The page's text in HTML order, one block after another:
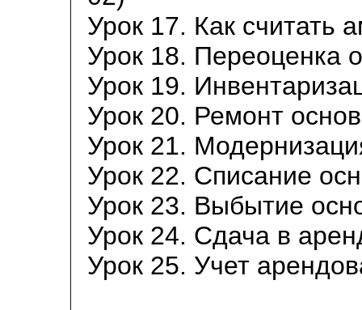
Урок 17. Как считать
Урок 18. Переоценка
Урок 19.
Урок 20. Ремонт
Урок 21.
Урок 22. Списание
Урок 23. Выбытие
Урок 24. Сдача в
Урок 25. Учет